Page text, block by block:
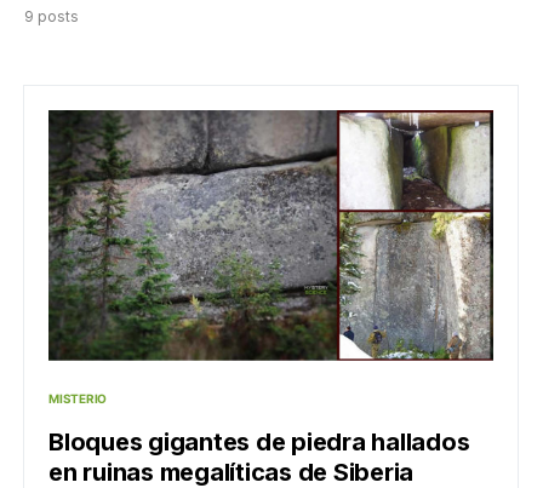
9 posts
MISTERIO
Bloques gigantes de piedra hallados
en ruinas megalíticas de Siberia